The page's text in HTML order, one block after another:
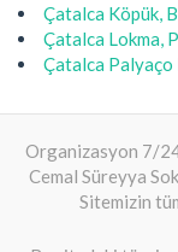
Çatalca Köpük,
Çatalca Lokma,
Çatalca Palyaço
Organizasyon 7/
Cemal Süreyya
Sitemizin